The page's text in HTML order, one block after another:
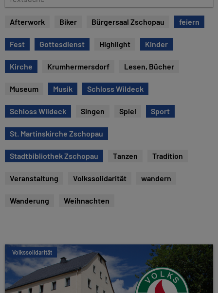
e
s
u
c
Afterwork Biker Bürgersaal Zschopau feiern
Fest Gottesdienst Highlight Kinder
Kirche Krumhermersdorf Lesen, Bücher
Museum Musik Schloss Wildeck
Schloss Wildeck Singen Spiel Sport
St. Martinskirche Zschopau
Stadtbibliothek Zschopau Tanzen Tradition
Veranstaltung Volkssolidarität wandern
Wanderung Weihnachten
Volkssolidarität